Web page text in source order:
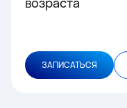
ЗАПИСАТЬСЯ